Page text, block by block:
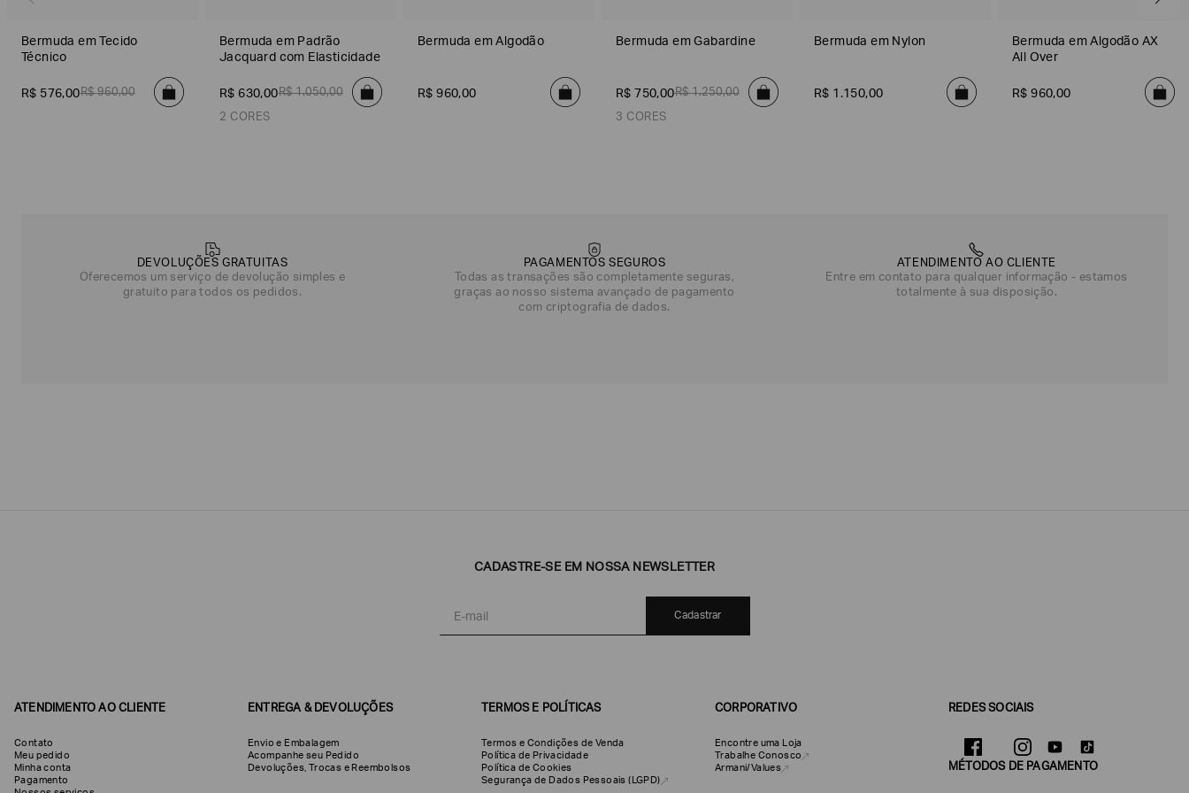
Bermuda em Tecido
Técnico
R$ 576,00R$ 960,00
Bermuda em Padrão
Jacquard com Elasticidade
R$ 630,00R$ 1.050,00
2 CORES
Bermuda em Algodão
R$ 960,00
Bermuda em Gabardine
R$ 750,00R$ 1.250,00
3 CORES
Bermuda em Nylon
R$ 1 .150,00
Bermuda em Algodão AX
All Over
R$ 960,00
DEVOLUÇÕES GRATUITAS
Oferecemos um serviço de devolução simples e
gratuito para todos os pedidos.
PAGAMENTOS SEGUROS
Todas as transações são completamente seguras,
graças ao nosso sistema avançado de pagamento
com criptografia de dados.
ATENDIMENTO AO CLIENTE
Entre em contato para qualquer informação - estamos
totalmente à sua disposição.
CADASTRE-SE EM NOSSA NEWSLETTER
Cadastrar
ATENDIMENTO AO CLIENTE
Contato
Meu pedido
Minha conta
Pagamento
ENTREGA & DEVOLUÇÕES
Envio e Embalagem
Acompanhe seu Pedido
Devoluções, Trocas e Reembolsos
TERMOS E POLÍTICAS
Termos e Condições de Venda
Política de Privacidade
Política de Cookies
Segurança de Dados Pessoais (LGPD)
CORPORATIVO
Encontre uma Loja
Trabalhe Conosco
Armani/Values
REDES SOCIAIS
MÉTODOS DE PAGAMENTO
contar
mais
sobre
EA7
Armani
Masculinos